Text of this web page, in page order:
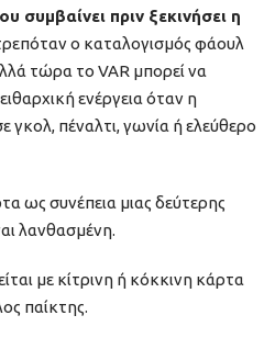
συμβαίνει πριν ξεκινήσει η
ο καταλογισμός φάουλ
τώρα το VAR μπορεί να
ενέργεια όταν η
γκολ, πέναλτι, γωνία ή ελεύθερο
ως συνέπεια μιας δεύτερης
λανθασμένη.
με κίτρινη ή κόκκινη κάρτα
παίκτης.